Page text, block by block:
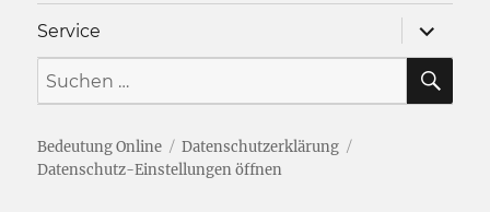
Service
anzeigen
Suche
nach:
Bedeutung Online
Datenschutzerklärung
Datenschutz-Einstellungen öffnen